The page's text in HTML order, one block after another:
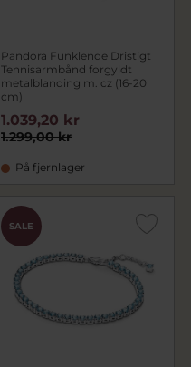
Pandora Funklende Dristigt
Tennisarmbånd forgyldt
metalblanding m. cz (16-20
cm)
1.299,00 kr
1.039,20 kr
På fjernlager
SALE